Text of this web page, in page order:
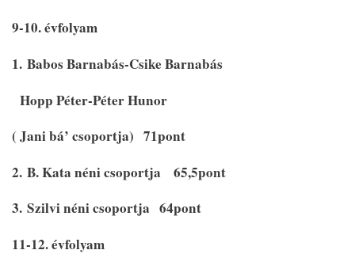
9-10. évfolyam
1. Babos Barnabás-Csike Barnabás
Hopp Péter-Péter Hunor
( Jani bá’ csoportja) 71pont
2. B. Kata néni csoportja 65,5pont
3. Szilvi néni csoportja 64pont
11-12. évfolyam